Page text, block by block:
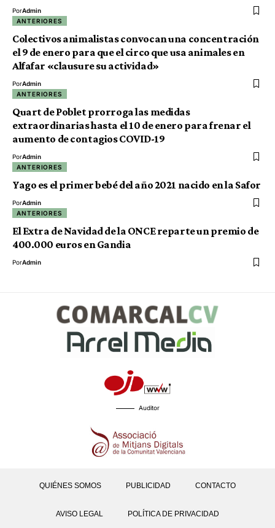
PorAdmin
ANTERIORES
Colectivos animalistas convocan una concentración
el 9 de enero para que el circo que usa animales en
Alfafar «clausure su actividad»
PorAdmin
ANTERIORES
Quart de Poblet prorroga las medidas
extraordinarias hasta el 10 de enero para frenar el
aumento de contagios COVID-19
PorAdmin
ANTERIORES
Yago es el primer bebé del año 2021 nacido en la Safor
PorAdmin
ANTERIORES
El Extra de Navidad de la ONCE reparte un premio de
400.000 euros en Gandia
PorAdmin
Auditor
QUIÉNES SOMOS PUBLICIDAD CONTACTO
AVISO LEGAL POLÍTICA DE PRIVACIDAD